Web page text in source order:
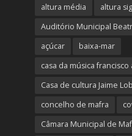
altura média altura
Auditório Municipal
açúcar
baixa-mar
casa da música francisco
Casa de cultura Jaime
concelho de mafra
Câmara Municipal de